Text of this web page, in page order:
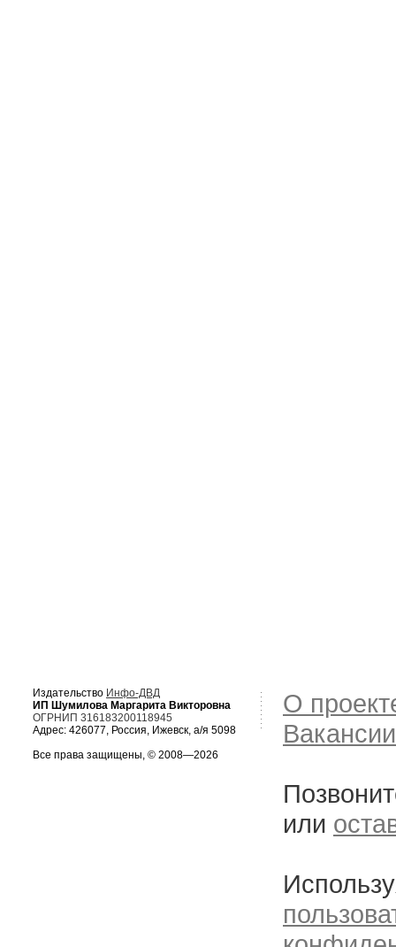
Издательство Инфо-ДВД
ИП Шумилова Маргарита Викторовна
ОГРНИП 316183200118945
Адрес: 426077, Россия, Ижевск, а/я 5098
Все права защищены, © 2008—2026
О
Вакансии
или